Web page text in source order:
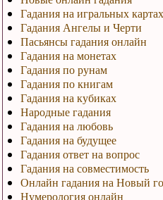
Гадания на игральных картах
Гадания Ангелы и Черти
Пасьянсы гадания онлайн
Гадания на монетах
Гадания по рунам
Гадания по книгам
Гадания на кубиках
Народные гадания
Гадания на любовь
Гадания на будущее
Гадания ответ на вопрос
Гадания на совместимость
Онлайн гадания на Новый
Нумерология онлайн